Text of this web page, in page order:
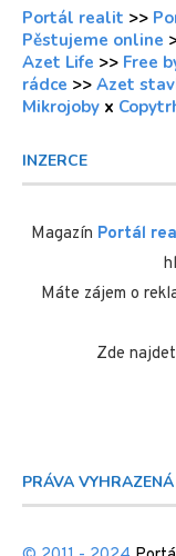
Portál realit >>
Pěstujeme online
Azet Life >> Free
rádce >> Azet
Mikrojoby x
INZERCE
Magazín Portál
Máte zájem o
Zde
PRÁVA VYHRAZENÁ